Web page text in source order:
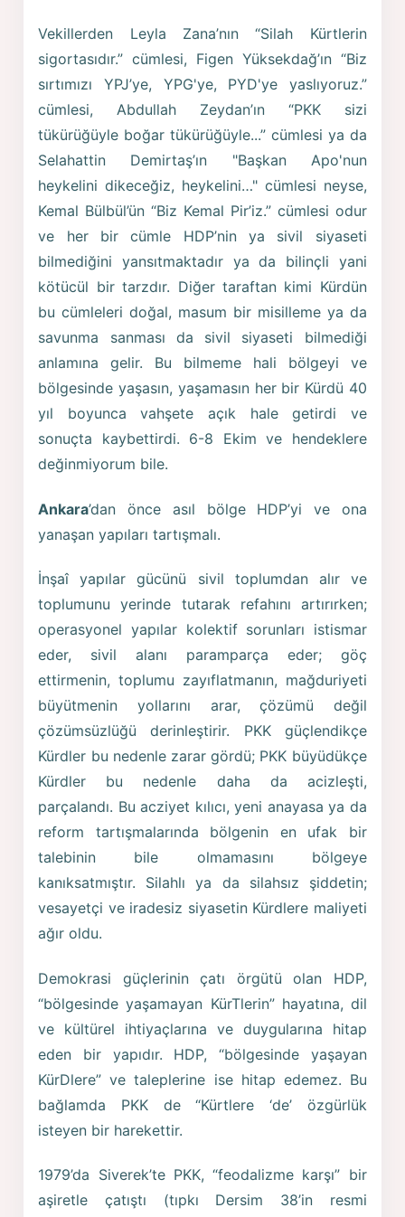
Vekillerden Leyla Zana’nın “Silah Kürtlerin
sigortasıdır.” cümlesi, Figen Yüksekdağ’ın “Biz
sırtımızı YPJ’ye, YPG'ye, PYD'ye yaslıyoruz.”
cümlesi, Abdullah Zeydan’ın “PKK sizi
tükürüğüyle boğar tükürüğüyle...” cümlesi ya da
Selahattin Demirtaş’ın "Başkan Apo'nun
heykelini dikeceğiz, heykelini…" cümlesi neyse,
Kemal Bülbül’ün “Biz Kemal Pir’iz.” cümlesi odur
ve her bir cümle HDP’nin ya sivil siyaseti
bilmediğini yansıtmaktadır ya da bilinçli yani
kötücül bir tarzdır. Diğer taraftan kimi Kürdün
bu cümleleri doğal, masum bir misilleme ya da
savunma sanması da sivil siyaseti bilmediği
anlamına gelir. Bu bilmeme hali bölgeyi ve
bölgesinde yaşasın, yaşamasın her bir Kürdü 40
yıl boyunca vahşete açık hale getirdi ve
sonuçta kaybettirdi. 6-8 Ekim ve hendeklere
değinmiyorum bile.
Ankara’dan önce asıl bölge HDP’yi ve ona
yanaşan yapıları tartışmalı.
İnşaî yapılar gücünü sivil toplumdan alır ve
toplumunu yerinde tutarak refahını artırırken;
operasyonel yapılar kolektif sorunları istismar
eder, sivil alanı paramparça eder; göç
ettirmenin, toplumu zayıflatmanın, mağduriyeti
büyütmenin yollarını arar, çözümü değil
çözümsüzlüğü derinleştirir. PKK güçlendikçe
Kürdler bu nedenle zarar gördü; PKK büyüdükçe
Kürdler bu nedenle daha da acizleşti,
parçalandı. Bu acziyet kılıcı, yeni anayasa ya da
reform tartışmalarında bölgenin en ufak bir
talebinin bile olmamasını bölgeye
kanıksatmıştır. Silahlı ya da silahsız şiddetin;
vesayetçi ve iradesiz siyasetin Kürdlere maliyeti
ağır oldu.
Demokrasi güçlerinin çatı örgütü olan HDP,
“bölgesinde yaşamayan KürTlerin” hayatına, dil
ve kültürel ihtiyaçlarına ve duygularına hitap
eden bir yapıdır. HDP, “bölgesinde yaşayan
KürDlere” ve taleplerine ise hitap edemez. Bu
bağlamda PKK de “Kürtlere ‘de’ özgürlük
isteyen bir harekettir.
1979’da Siverek’te PKK, “feodalizme karşı” bir
aşiretle çatıştı (tıpkı Dersim 38’in resmi